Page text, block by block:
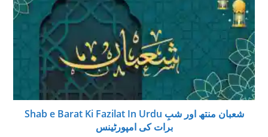
Shab e Barat Ki Fazilat In Urdu شعبان منتھ اور شبِ
برات كى امپورٹينس